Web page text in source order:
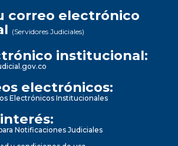
correo electrónico
(Servidores Judiciales)
institucional:
electrónicos:
Electrónicos Institucionales
Notificaciones Judiciales